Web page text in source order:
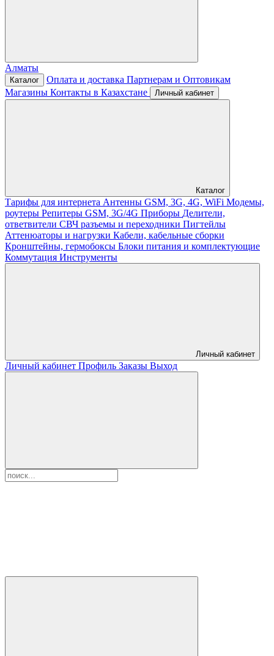
Алматы
Каталог Оплата и доставка Партнерам и Оптовикам
Магазины Контакты в Казахстане Личный кабинет
Каталог
Тарифы для интернета Антенны GSM, 3G, 4G, WiFi Модемы,
роутеры Репитеры GSM, 3G/4G Приборы Делители,
ответвители СВЧ разъемы и переходники Пигтейлы
Аттенюаторы и нагрузки Кабели, кабельные сборки
Кронштейны, гермобоксы Блоки питания и комплектующие
Коммутация Инструменты
Личный кабинет
Личный кабинет Профиль Заказы Выход